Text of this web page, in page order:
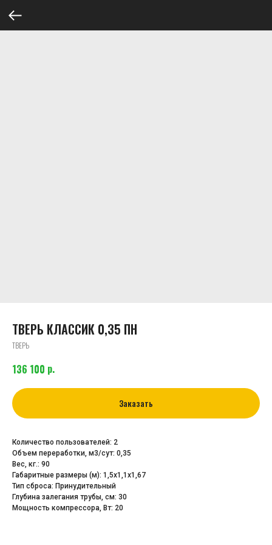
ТВЕРЬ КЛАССИК 0,35 ПН
ТВЕРЬ
136 100 р.
Заказать
Количество пользователей: 2
Объем переработки, м3/сут: 0,35
Вес, кг.: 90
Габаритные размеры (м): 1,5х1,1х1,67
Тип сброса: Принудительный
Глубина залегания трубы, cм: 30
Мощность компрессора, Вт: 20